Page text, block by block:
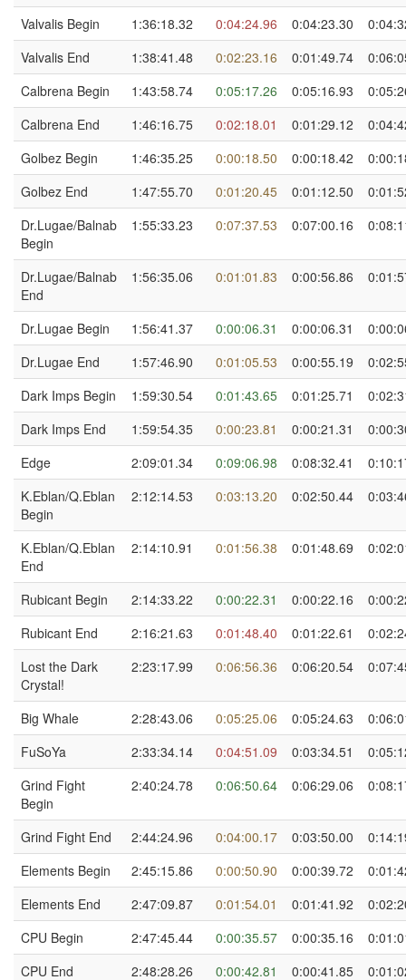
Valvalis Begin 1:36:18.32 0:04:24.96 0:04:23.30
Valvalis End
1:38:41.48 0:02:23.16 0:01:49.74
Calbrena Begin
1:43:58.74 0:05:17.26 0:05:16.93
Calbrena End
1:46:16.75 0:02:18.01 0:01:29.12
Golbez Begin
1:46:35.25 0:00:18.50 0:00:18.42
Golbez End
1:47:55.70 0:01:20.45 0:01:12.50
Dr.Lugae/Balnab
Begin
1:55:33.23 0:07:37.53 0:07:00.16
Dr.Lugae/Balnab
End
1:56:35.06 0:01:01.83 0:00:56.86
Dr.Lugae Begin 1:56:41.37 0:00:06.31 0:00:06.31
Dr.Lugae End
1:57:46.90 0:01:05.53 0:00:55.19
Dark Imps Begin
1:59:30.54 0:01:43.65 0:01:25.71
Dark Imps End
1:59:54.35 0:00:23.81 0:00:21.31
Edge
2:09:01.34 0:09:06.98 0:08:32.41
K.Eblan/Q.Eblan
Begin
2:12:14.53 0:03:13.20 0:02:50.44
K.Eblan/Q.Eblan
End
2:14:10.91 0:01:56.38 0:01:48.69
Rubicant Begin 2:14:33.22 0:00:22.31 0:00:22.16
Rubicant End
2:16:21.63 0:01:48.40 0:01:22.61
Lost the Dark
Crystal!
2:23:17.99 0:06:56.36 0:06:20.54
Big Whale 2:28:43.06 0:05:25.06 0:05:24.63
FuSoYa
2:33:34.14 0:04:51.09 0:03:34.51
Grind Fight
Begin
2:40:24.78 0:06:50.64 0:06:29.06
Grind Fight End 2:44:24.96 0:04:00.17 0:03:50.00
Elements Begin
2:45:15.86 0:00:50.90 0:00:39.72
Elements End
2:47:09.87 0:01:54.01 0:01:41.92
CPU Begin
2:47:45.44 0:00:35.57 0:00:35.16
CPU End
2:48:28.26 0:00:42.81 0:00:41.85